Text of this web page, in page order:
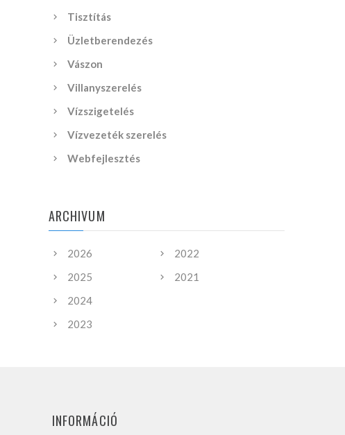
Tisztítás
Üzletberendezés
Vászon
Villanyszerelés
Vízszigetelés
Vízvezeték szerelés
Webfejlesztés
ARCHIVUM
2026
2025
2024
2023
2022
2021
INFORMÁCIÓ